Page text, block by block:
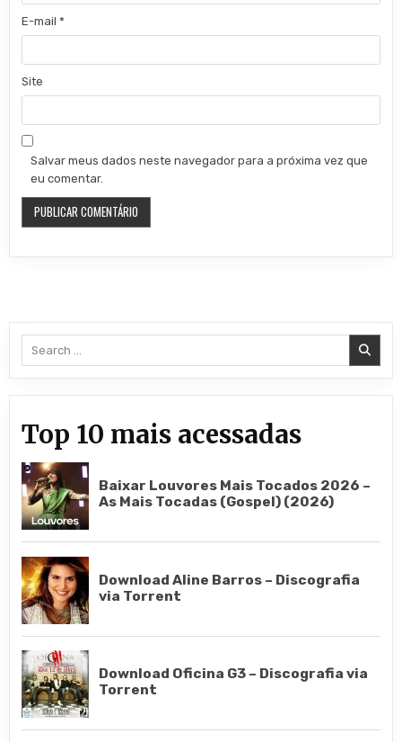
E-mail*
Site
Salvar meus dados neste navegador para a próxima vez que
eu comentar.
Top 10 mais acessadas